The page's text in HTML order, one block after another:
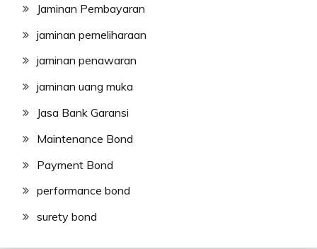
Jaminan Pembayaran
jaminan pemeliharaan
jaminan penawaran
jaminan uang muka
Jasa Bank Garansi
Maintenance Bond
Payment Bond
performance bond
surety bond